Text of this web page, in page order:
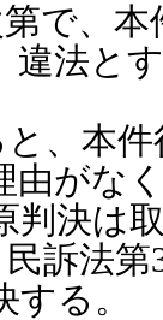
で、本
違法と
、本件
由がな
判決は
訴法第
る。